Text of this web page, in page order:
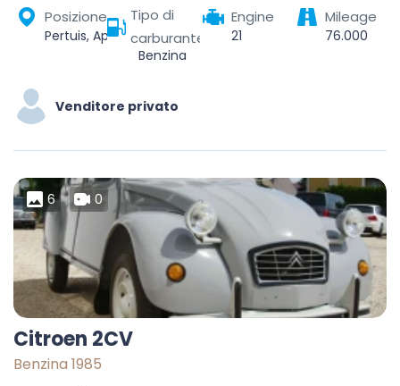
Posizione
Pertuis, Apt, Vaucluse, Provence-Alpes-Côte d'Azur, Metropolitan France, 84120, France
Tipo di
carburante
Benzina
Engine
21
Mileage
76.000
Venditore privato
6 0
Citroen 2CV
Benzina 1985